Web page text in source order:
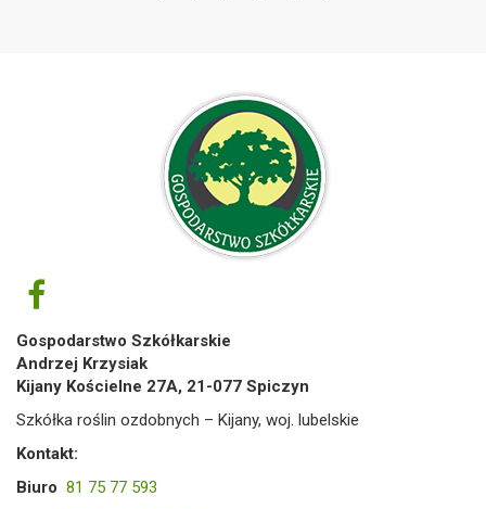
Gospodarstwo Szkółkarskie
Andrzej Krzysiak
Kijany Kościelne 27A, 21-077 Spiczyn
Szkółka roślin ozdobnych – Kijany, woj. lubelskie
Kontakt:
Biuro 81 75 77 593